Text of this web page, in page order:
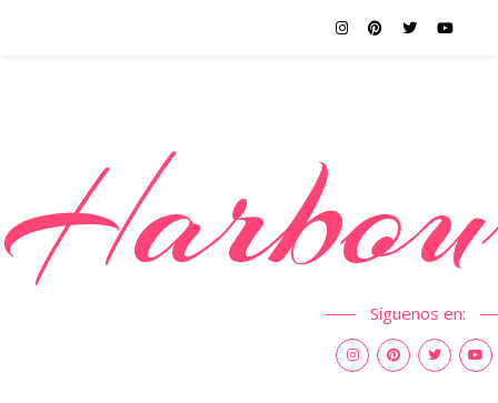
Síguenos en: